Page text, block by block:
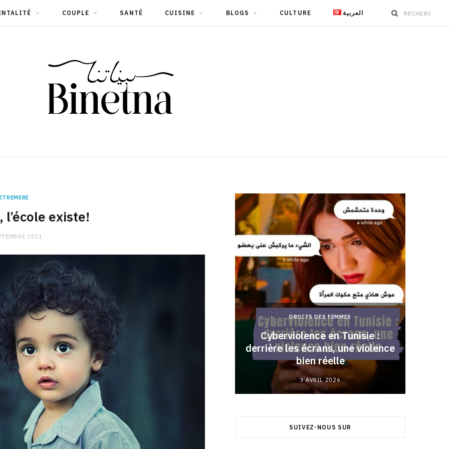
COUPLE SANTÉ CUISINE BLOGS CULTURE العربية
l’école existe!
2021
Stress après le travail :
comment relâcher la pression
DROITS DES FEMMES
Cyberviolence en Tunisie :
derrière les écrans, une violence
bien réelle
3 AVRIL 2026
SUIVEZ-NOUS SUR